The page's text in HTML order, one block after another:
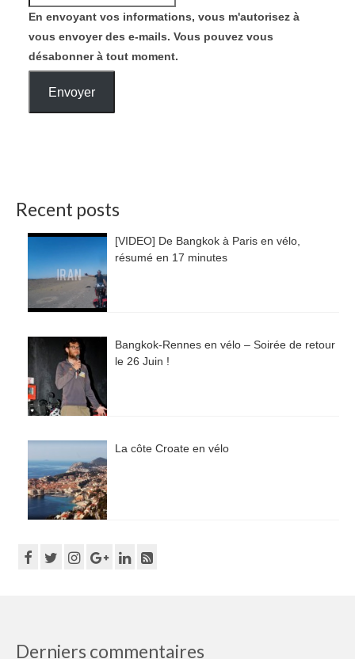
En envoyant vos informations, vous m'autorisez à
vous envoyer des e-mails. Vous pouvez vous
désabonner à tout moment.
Envoyer
Recent posts
[VIDEO] De Bangkok à Paris en vélo,
résumé en 17 minutes
Bangkok-Rennes en vélo – Soirée de retour
le 26 Juin !
La côte Croate en vélo
Derniers commentaires